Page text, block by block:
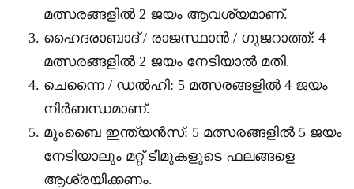
മത്സരങ്ങളിൽ 2 ജയം ആവശ്യമാണ്.
ഹൈദരാബാദ് / രാജസ്ഥാൻ / ഗുജറാത്ത്: 4
മത്സരങ്ങളിൽ 2 ജയം നേടിയാൽ മതി.
ചെന്നൈ / ഡൽഹി: 5 മത്സരങ്ങളിൽ 4 ജയം
നിർബന്ധമാണ്.
മുംബൈ ഇന്ത്യൻസ്: 5 മത്സരങ്ങളിൽ 5 ജയം
നേടിയാലും മറ്റ് ടീമുകളുടെ ഫലങ്ങളെ
ആശ്രയിക്കണം.